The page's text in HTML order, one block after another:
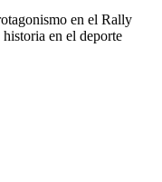
en el Rally
en el deporte